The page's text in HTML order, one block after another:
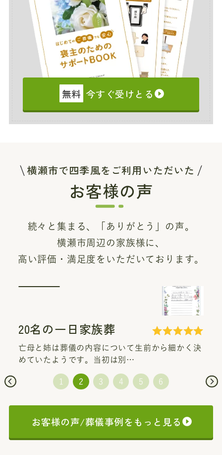
無料 今すぐ受けとる
横瀬市で四季風をご利用いただいた
お客様の声
続々と集まる、「ありがとう」の声。
横瀬市周辺の家族様に、
高い評価・満足度をいただいております。
20名の一日家族葬
亡母と姉は葬儀の内容について生前から細かく決
めていたようです。当初は別…
お客様の声/葬儀事例をもっと見る